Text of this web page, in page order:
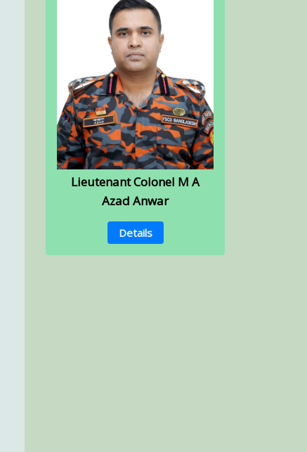
Lieutenant Colonel M A
Azad Anwar
Details